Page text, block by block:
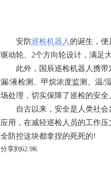
安防巡检机器人 的诞生，便
驱动轮、2个方向轮设计，满足
此外，国辰巡检机器人携
漏/液检测、甲烷浓度监测、温/
场处理，切实保障了巡检的安全
自古以来，安全是人类社
应用，在减轻巡检人员的工作
全防控这块都拿捏的死死的!
分享到 62.9K